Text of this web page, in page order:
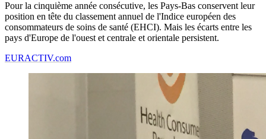
Pour la cinquième année consécutive, les Pays-Bas conservent leur
position en tête du classement annuel de l'Indice européen des
consommateurs de soins de santé (EHCI). Mais les écarts entre les
pays d'Europe de l'ouest et centrale et orientale persistent.
EURACTIV.com